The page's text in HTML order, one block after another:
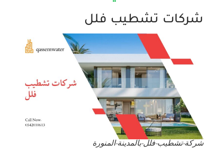
شركات تشطيب فلل
شركة-تشطيب-فلل-بالمدينة-المنورة